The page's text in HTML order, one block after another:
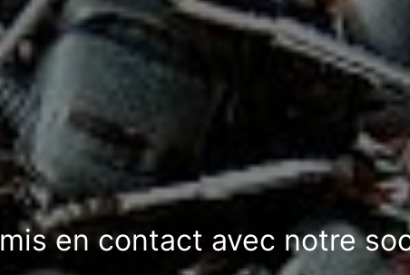
en contact avec notre